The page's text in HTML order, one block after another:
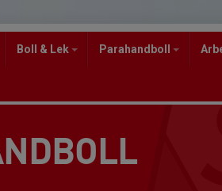
Boll & Lek Parahandboll